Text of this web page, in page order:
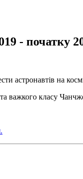
- початку
астронавтів на
важкого класу